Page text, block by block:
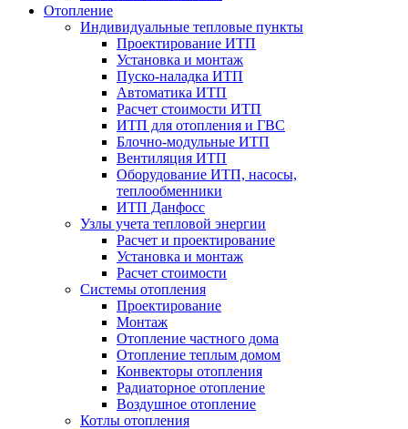
Отопление
Индивидуальные тепловые пункты
Проектирование ИТП
Установка и монтаж
Пуско-наладка ИТП
Автоматика ИТП
Расчет стоимости ИТП
ИТП для отопления и ГВС
Блочно-модульные ИТП
Вентиляция ИТП
Оборудование ИТП, насосы,
теплообменники
ИТП Данфосс
Узлы учета тепловой энергии
Расчет и проектирование
Установка и монтаж
Расчет стоимости
Системы отопления
Проектирование
Монтаж
Отопление частного дома
Отопление теплым домом
Конвекторы отопления
Радиаторное отопление
Воздушное отопление
Котлы отопления